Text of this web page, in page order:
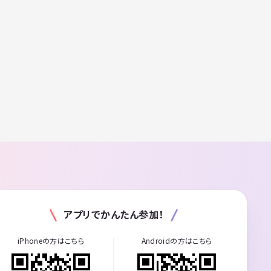
アプリでかんたん参加！
iPhoneの方はこちら Androidの方はこちら